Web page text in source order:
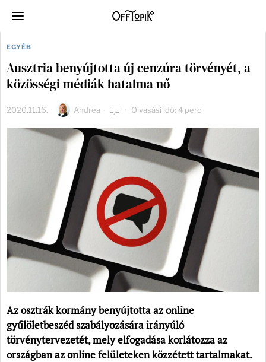
EGYÉB
Ausztria benyújtotta új cenzúra törvényét, a
közösségi médiák hatalma nő
2020.11.16. Andrea Olvasási idő: 4 perc
Az osztrák kormány benyújtotta az online
gyűlöletbeszéd szabályozására irányúló
törvénytervezetét, mely elfogadása korlátozza az
országban az online felületeken közzétett tartalmakat.